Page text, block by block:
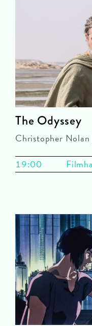
The Odyssey
Christopher
19:00